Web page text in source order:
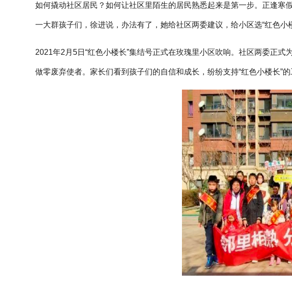
如何撬动社区居民？如何让社区里陌生的居民熟悉起来是第一步。正逢
一大群孩子们，徐进说，办法有了，她给社区两委建议，给小区选“红色小
2021年2月5日“红色小楼长”集结号正式在玫瑰里小区吹响。社区两委正
做零废弃使者。家长们看到孩子们的自信和成长，纷纷支持“红色小楼长”